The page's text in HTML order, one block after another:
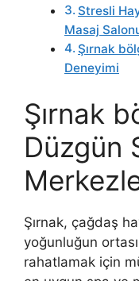
Stresli
Masaj
Şırnak
Deneyimi
Şırnak
Düzgün
Şırnak, çağdaş
yoğunluğun
rahatlamak için